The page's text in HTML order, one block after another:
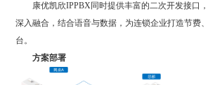
康优凯欣IPPBX同时提供丰富的二次开发接口
深入融合，结合语音与数据，为连锁企业打造节费
台。
方案部署